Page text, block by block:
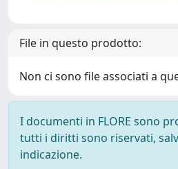
File in questo prodotto:
Non ci sono file associati a
I documenti in FLORE sono
tutti i diritti sono riservati,
indicazione.